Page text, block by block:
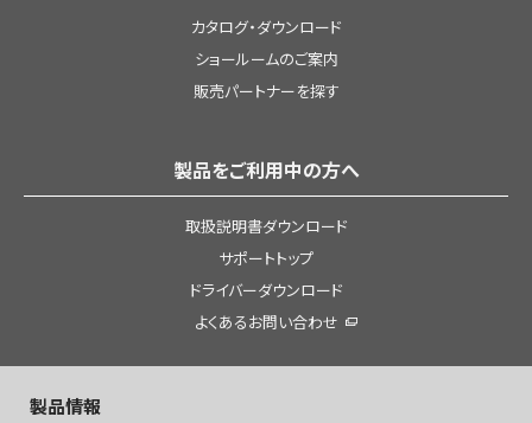
カタログ・ダウンロード
ショールームのご案内
販売パートナーを探す
製品をご利用中の方へ
取扱説明書ダウンロード
サポートトップ
ドライバーダウンロード
よくあるお問い合わせ
製品情報